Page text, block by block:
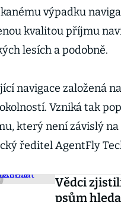
výpadku
kvalitou příjmu
lesích a podobně.
navigace založená
Vzniká tak
který není závislý
ředitel AgentFly
Vědci
psům